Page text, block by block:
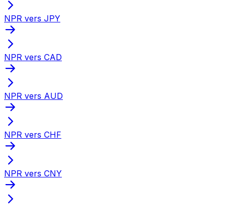
NPR vers JPY
NPR vers CAD
NPR vers AUD
NPR vers CHF
NPR vers CNY